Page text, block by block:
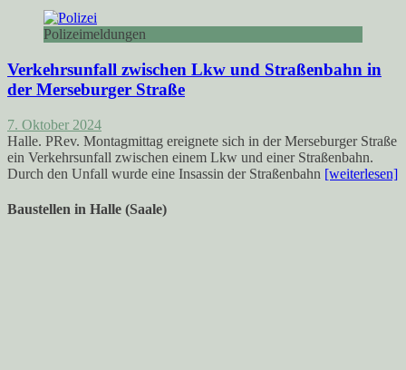
Polizeimeldungen
Verkehrsunfall zwischen Lkw und Straßenbahn in
der Merseburger Straße
7. Oktober 2024
Halle. PRev. Montagmittag ereignete sich in der Merseburger Straße
ein Verkehrsunfall zwischen einem Lkw und einer Straßenbahn.
Durch den Unfall wurde eine Insassin der Straßenbahn [weiterlesen]
Baustellen in Halle (Saale)